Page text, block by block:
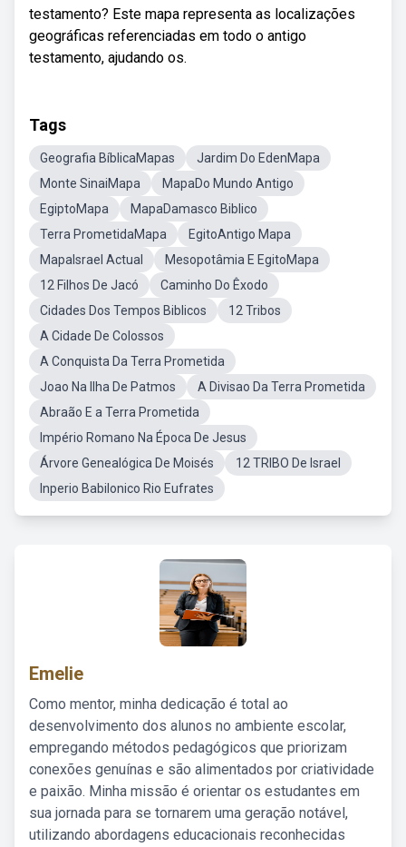
testamento? Este mapa representa as localizações
geográficas referenciadas em todo o antigo
testamento, ajudando os.
Tags
Geografia BíblicaMapas
Jardim Do EdenMapa
Monte SinaiMapa
MapaDo Mundo Antigo
EgiptoMapa
MapaDamasco Biblico
Terra PrometidaMapa
EgitoAntigo Mapa
MapaIsrael Actual
Mesopotâmia E EgitoMapa
12 Filhos De Jacó
Caminho Do Êxodo
Cidades Dos Tempos Biblicos
12 Tribos
A Cidade De Colossos
A Conquista Da Terra Prometida
Joao Na Ilha De Patmos
A Divisao Da Terra Prometida
Abraão E a Terra Prometida
Império Romano Na Época De Jesus
Árvore Genealógica De Moisés
12 TRIBO De Israel
Inperio Babilonico Rio Eufrates
Emelie
Como mentor, minha dedicação é total ao
desenvolvimento dos alunos no ambiente escolar,
empregando métodos pedagógicos que priorizam
conexões genuínas e são alimentados por criatividade
e paixão. Minha missão é orientar os estudantes em
sua jornada para se tornarem uma geração notável,
utilizando abordagens educacionais reconhecidas